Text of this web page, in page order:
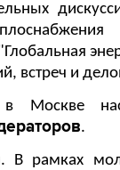
встреч и
Москве
.
В рамках